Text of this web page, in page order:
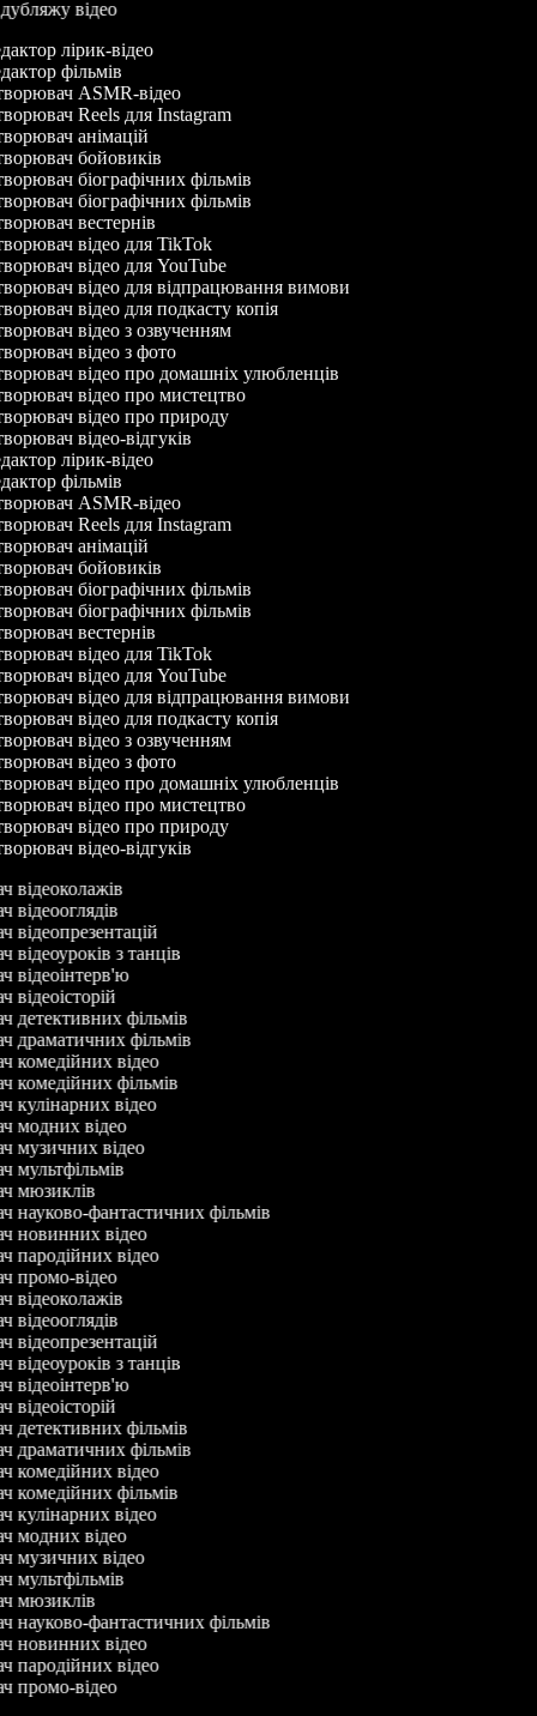
дубляжу відео
лірик-відео
фільмів
ASMR-відео
Reels для Instagram
анімацій
бойовиків
біографічних фільмів
біографічних фільмів
вестернів
відео для TikTok
відео для YouTube
відео для відпрацювання вимови
відео для подкасту копія
відео з озвученням
відео з фото
відео про домашніх улюбленців
відео про мистецтво
відео про природу
відео-відгуків
лірик-відео
фільмів
ASMR-відео
Reels для Instagram
анімацій
бойовиків
біографічних фільмів
біографічних фільмів
вестернів
відео для TikTok
відео для YouTube
відео для відпрацювання вимови
відео для подкасту копія
відео з озвученням
відео з фото
відео про домашніх улюбленців
відео про мистецтво
відео про природу
відео-відгуків
відеоколажів
відеооглядів
відеопрезентацій
відеоуроків з танців
відеоінтерв'ю
відеоісторій
детективних фільмів
драматичних фільмів
комедійних відео
комедійних фільмів
кулінарних відео
модних відео
музичних відео
мультфільмів
мюзиклів
науково-фантастичних фільмів
новинних відео
пародійних відео
промо-відео
відеоколажів
відеооглядів
відеопрезентацій
відеоуроків з танців
відеоінтерв'ю
відеоісторій
детективних фільмів
драматичних фільмів
комедійних відео
комедійних фільмів
кулінарних відео
модних відео
музичних відео
мультфільмів
мюзиклів
науково-фантастичних фільмів
новинних відео
пародійних відео
промо-відео